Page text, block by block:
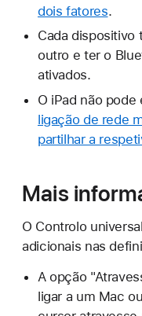
dois fatores.
Cada dispositivo
outro e ter o
ativados.
O iPad não pode
ligação de rede
partilhar a
Mais
O Controlo
adicionais nas
A opção
ligar a um Mac